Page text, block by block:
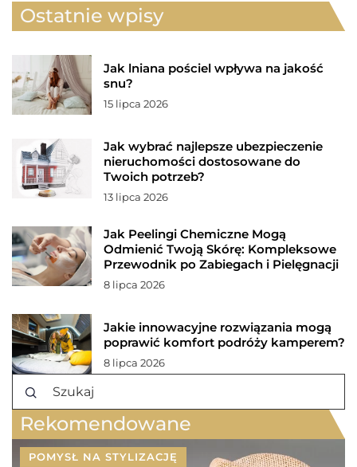
Ostatnie wpisy
Jak lniana pościel wpływa na jakość
snu?
15 lipca 2026
Jak wybrać najlepsze ubezpieczenie
nieruchomości dostosowane do
Twoich potrzeb?
13 lipca 2026
Jak Peelingi Chemiczne Mogą
Odmienić Twoją Skórę: Kompleksowe
Przewodnik po Zabiegach i Pielęgnacji
8 lipca 2026
Jakie innowacyjne rozwiązania mogą
poprawić komfort podróży kamperem?
8 lipca 2026
Rekomendowane
POMYSŁ NA STYLIZACJĘ